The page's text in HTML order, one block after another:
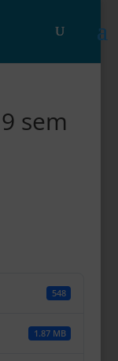
sem
548
1.87 MB